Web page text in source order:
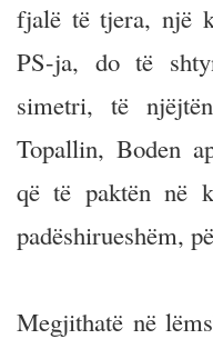
fjalë të tjera, një
PS-ja, do të
simetri, të
Topallin, Boden
që të paktën në
padëshirueshëm,
Megjithatë në